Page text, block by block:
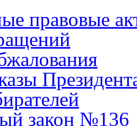
правовые
закон №136